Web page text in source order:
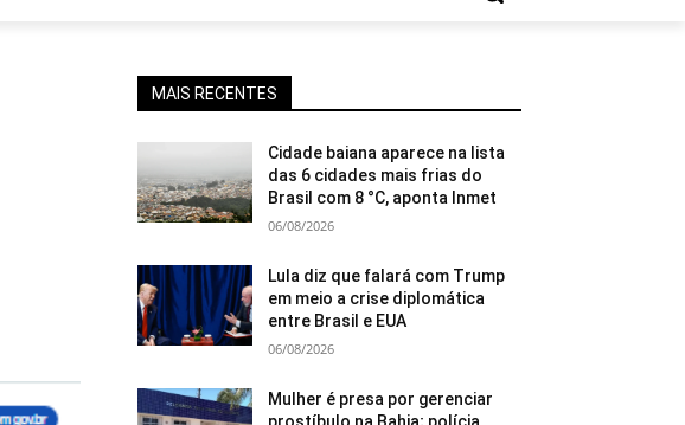
MAIS RECENTES
Cidade baiana aparece na lista
das 6 cidades mais frias do
Brasil com 8 °C, aponta Inmet
06/08/2026
Lula diz que falará com Trump
em meio a crise diplomática
entre Brasil e EUA
06/08/2026
Mulher é presa por gerenciar